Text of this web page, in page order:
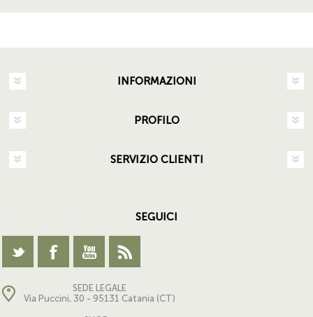
INFORMAZIONI
PROFILO
SERVIZIO CLIENTI
SEGUICI
SEDE LEGALE
Via Puccini, 30 - 95131 Catania (CT)